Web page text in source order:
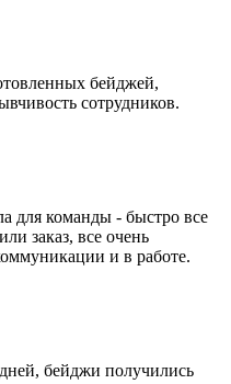
бейджей,
сотрудников.
для команды - быстро все
заказ, все очень
и в работе.
бейджи получились